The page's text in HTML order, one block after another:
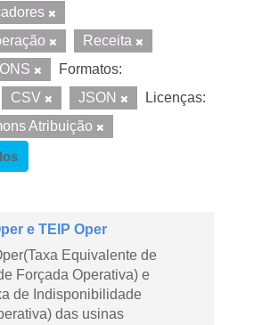
Receita
ONS
Formatos:
CSV JSON
Licenças:
Atribuição
e TEIP Oper
Equivalente de
Forçada Operativa) e
de Indisponibilidade
das usinas